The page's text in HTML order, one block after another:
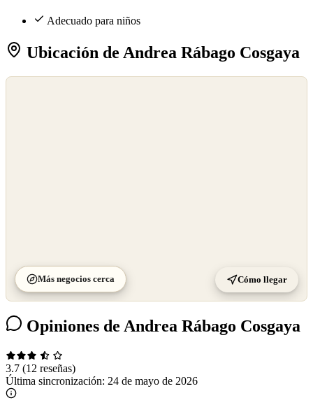
Adecuado para niños
Ubicación de Andrea Rábago Cosgaya
Más negocios cerca Cómo llegar
Opiniones de Andrea Rábago Cosgaya
3.7 (12 reseñas)
Última sincronización: 24 de mayo de 2026